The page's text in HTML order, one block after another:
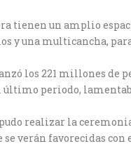
tienen un amplio
y una multicancha,
los 221 millones de
último periodo,
realizar la
verán favorecidas con